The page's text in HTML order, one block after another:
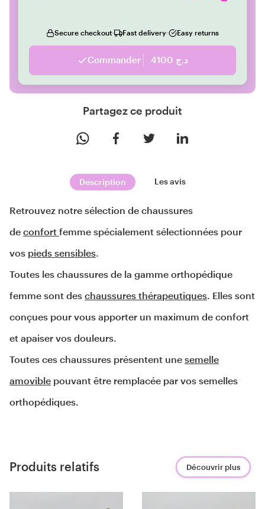
Secure checkout Fast delivery Easy returns
Commander 4100 د.ج
Partagez ce produit
Description Les avis
Retrouvez notre sélection de chaussures
de confort femme spécialement sélectionnées pour
vos pieds sensibles.
Toutes les chaussures de la gamme orthopédique
femme sont des chaussures thérapeutiques. Elles sont
conçues pour vous apporter un maximum de confort
et apaiser vos douleurs.
Toutes ces chaussures présentent une semelle
amovible pouvant être remplacée par vos semelles
orthopédiques.
Produits relatifs Découvrir plus